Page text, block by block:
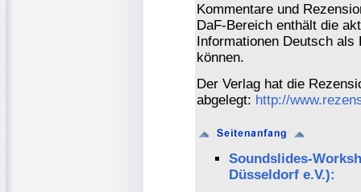
Kommentare und
DaF-Bereich enthält die
Informationen Deutsch
können.
Der Verlag hat die
abgelegt: http://
Soundslides-
Düsseldorf e.V.):